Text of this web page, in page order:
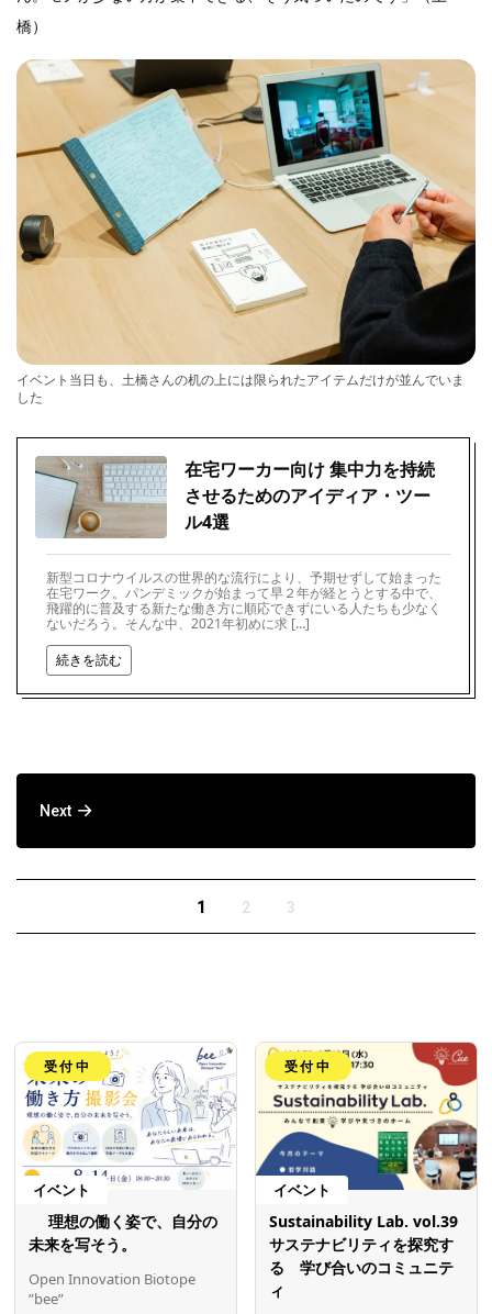
橋）
イベント当日も、土橋さんの机の上には限られたアイテムだけが並んでいま
した
在宅ワーカー向け 集中力を持続
させるためのアイディア・ツー
ル4選
新型コロナウイルスの世界的な流行により、予期せずして始まった
在宅ワーク。パンデミックが始まって早２年が経とうとする中で、
飛躍的に普及する新たな働き方に順応できずにいる人たちも少なく
ないだろう。そんな中、2021年初めに求 […]
続きを読む
Next
1 2 3
受付中
イベント
理想の働く姿で、自分の
未来を写そう。
Open Innovation Biotope
”bee”
受付中
イベント
Sustainability Lab. vol.39
サステナビリティを探究す
る 学び合いのコミュニテ
ィ